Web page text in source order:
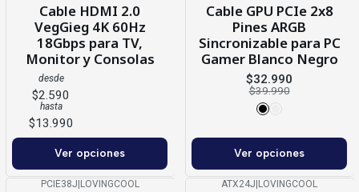
Cable HDMI 2.0
VegGieg 4K 60Hz
18Gbps para TV,
Monitor y Consolas
desde
$2.590
hasta
$13.990
Ver opciones
Cable GPU PCIe 2x8
Pines ARGB
Sincronizable para PC
Gamer Blanco Negro
$32.990
$39.990
Ver opciones
PCIE38J|LOVINGCOOL ATX24J|LOVINGCOOL